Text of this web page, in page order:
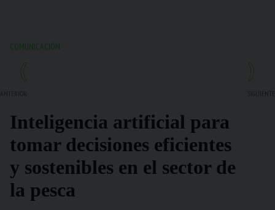
COMUNICACIÓN
Inteligencia artificial para
tomar decisiones eficientes
y sostenibles en el sector de
la pesca